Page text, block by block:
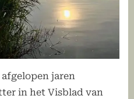
jaren
in het Visblad van